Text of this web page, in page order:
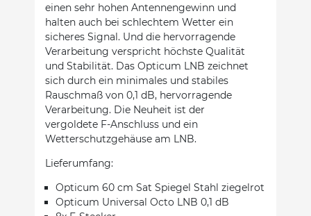
einen sehr hohen Antennengewinn und
halten auch bei schlechtem Wetter ein
sicheres Signal. Und die hervorragende
Verarbeitung verspricht höchste Qualität
und Stabilität. Das Opticum LNB zeichnet
sich durch ein minimales und stabiles
Rauschmaß von 0,1 dB, hervorragende
Verarbeitung. Die Neuheit ist der
vergoldete F-Anschluss und ein
Wetterschutzgehäuse am LNB.
Lieferumfang:
Opticum 60 cm Sat Spiegel Stahl ziegelrot
Opticum Universal Octo LNB 0,1 dB